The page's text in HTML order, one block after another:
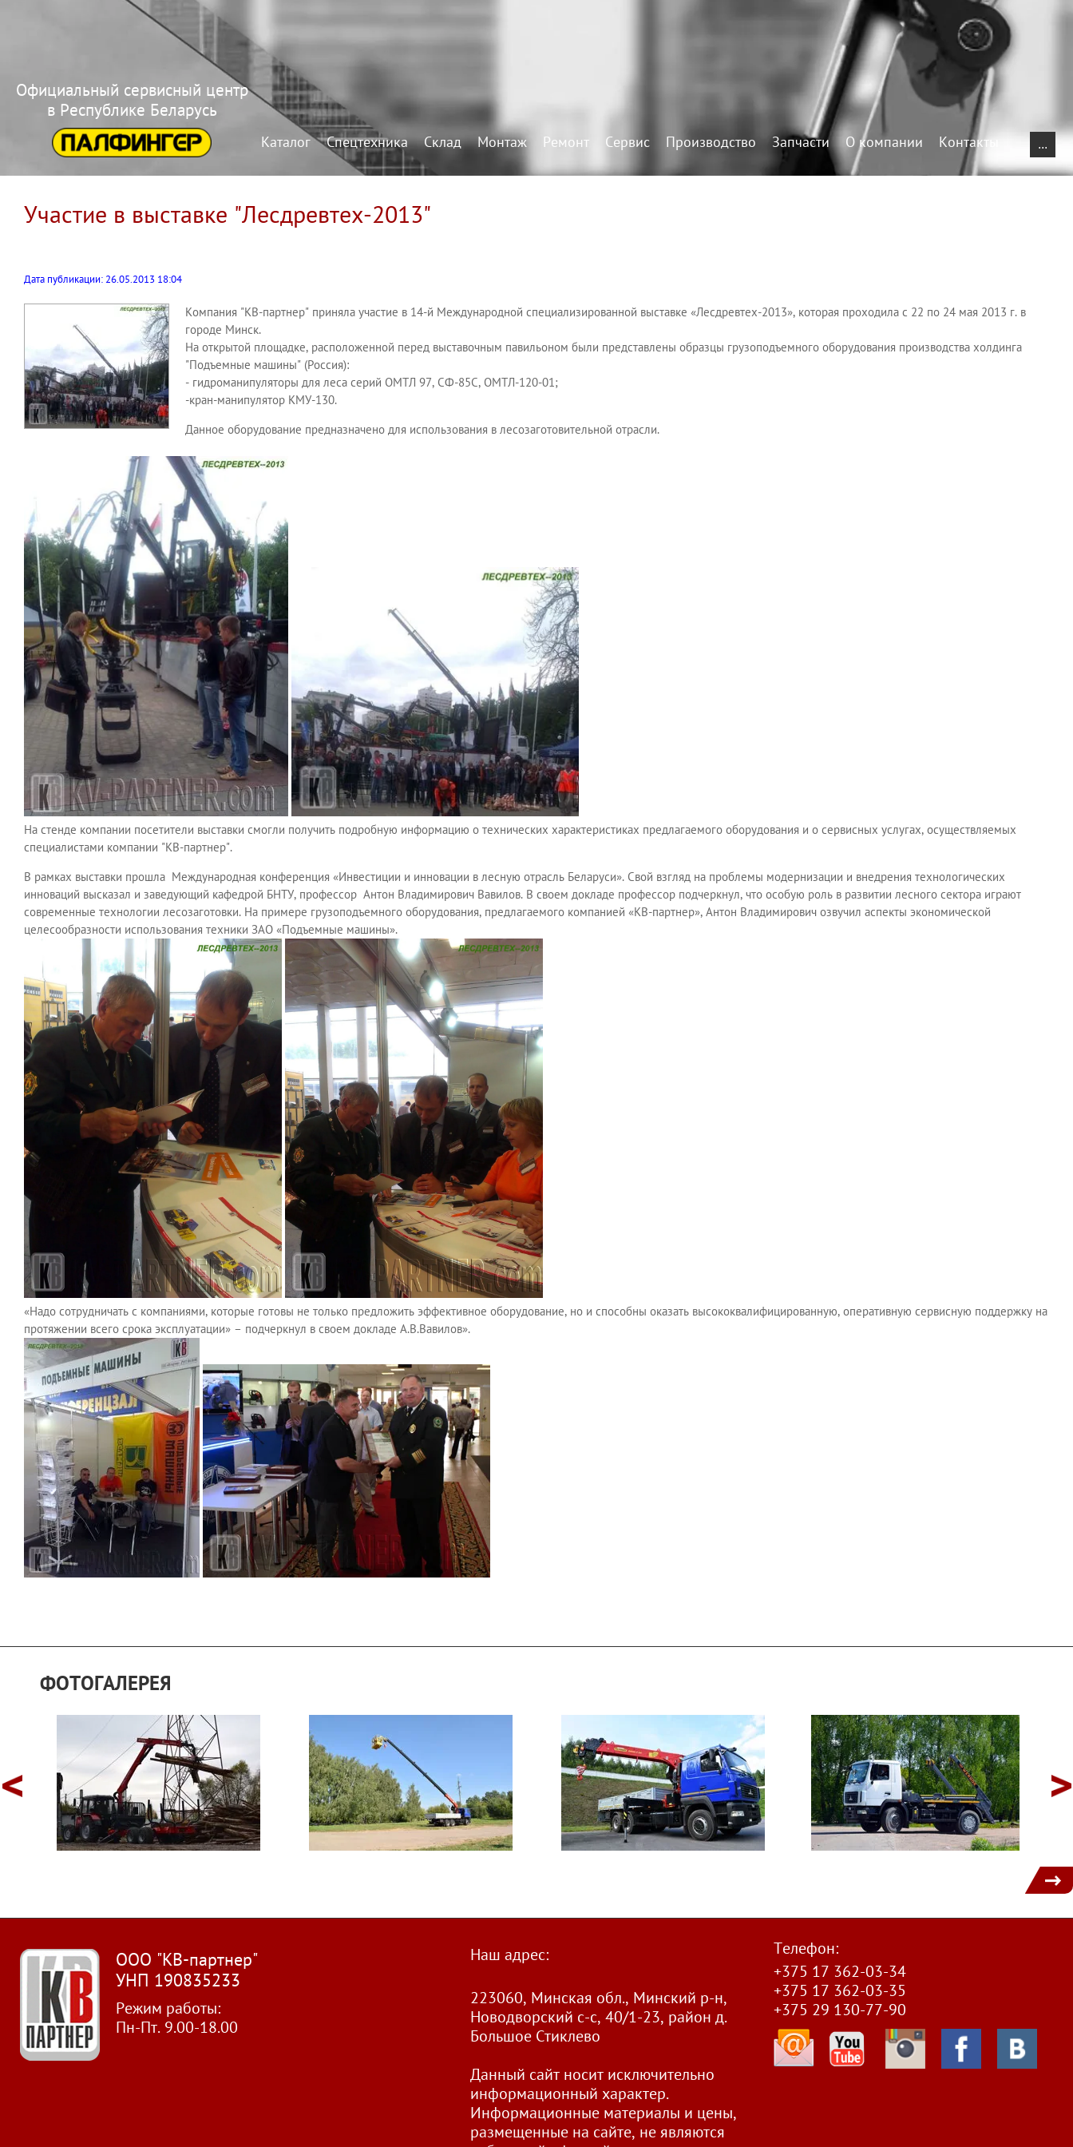
Официальный сервисный центр
в Республике Беларусь
Каталог Спецтехника Склад Монтаж Ремонт Сервис Производство Запчасти О компании Контакты ...
Участие в выставке "Лесдревтех-2013"
Дата публикации: 26.05.2013 18:04
Компания "КВ-партнер" приняла участие в 14-й Международной специализированной выставке «Лесдревтех-2013», которая проходила с 22 по 24 мая 2013 г. в
городе Минск.
На открытой площадке, расположенной перед выставочным павильоном были представлены образцы грузоподъемного оборудования производства холдинга
"Подъемные машины" (Россия):
- гидроманипуляторы для леса серий ОМТЛ 97, СФ-85С, ОМТЛ-120-01;
-кран-манипулятор КМУ-130.
Данное оборудование предназначено для использования в лесозаготовительной отрасли.
На стенде компании посетители выставки смогли получить подробную информацию о технических характеристиках предлагаемого оборудования и о сервисных услугах, осуществляемых
специалистами компании "КВ-партнер".
В рамках выставки прошла Международная конференция «Инвестиции и инновации в лесную отрасль Беларуси». Свой взгляд на проблемы модернизации и внедрения технологических
инноваций высказал и заведующий кафедрой БНТУ, профессор Антон Владимирович Вавилов. В своем докладе профессор подчеркнул, что особую роль в развитии лесного сектора играют
современные технологии лесозаготовки. На примере грузоподъемного оборудования, предлагаемого компанией «КВ-партнер», Антон Владимирович озвучил аспекты экономической
целесообразности использования техники ЗАО «Подъемные машины».
«Надо сотрудничать с компаниями, которые готовы не только предложить эффективное оборудование, но и способны оказать высококвалифицированную, оперативную сервисную поддержку на
протяжении всего срока эксплуатации» – подчеркнул в своем докладе А.В.Вавилов».
ФОТОГАЛЕРЕЯ
ООО "КВ-партнер"
УНП 190835233
Режим работы:
Пн-Пт. 9.00-18.00
Наш адрес:
223060, Минская обл., Минский р-н,
Новодворский с-с, 40/1-23, район д.
Большое Стиклево
Данный сайт носит исключительно
информационный характер.
Информационные материалы и цены,
размещенные на сайте, не являются
Телефон:
+375 17 362-03-34
+375 17 362-03-35
+375 29 130-77-90